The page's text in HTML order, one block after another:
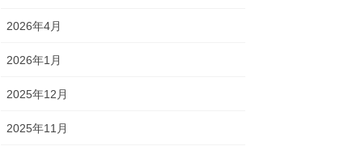
2026年4月
2026年1月
2025年12月
2025年11月